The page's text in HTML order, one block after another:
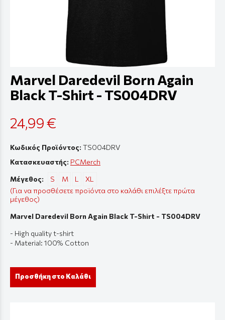
Marvel Daredevil Born Again
Black T-Shirt - TS004DRV
24,99 €
Κωδικός Προϊόντος: TS004DRV
Κατασκευαστής: PCMerch
(Για να προσθέσετε προϊόντα στο καλάθι επιλέξτε πρώτα
μέγεθος)
Μέγεθος: S M L XL
Marvel Daredevil Born Again Black T-Shirt - TS004DRV
- High quality t-shirt
- Material: 100% Cotton
Προσθήκη στο Καλάθι